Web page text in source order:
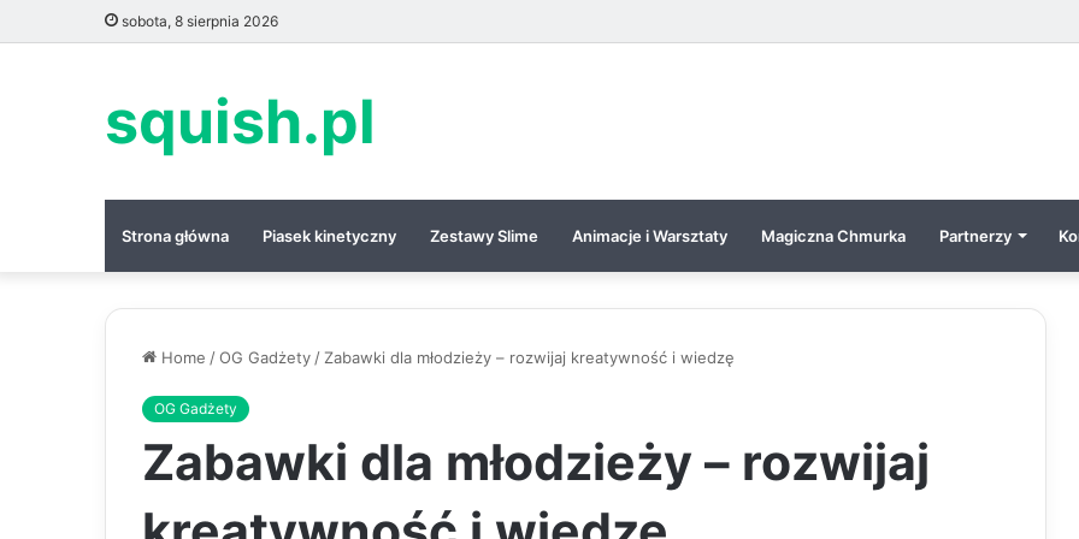
sobota, 8 sierpnia 2026
squish.pl
Strona główna Piasek kinetyczny Zestawy Slime Animacje i Warsztaty Magiczna Chmurka Partnerzy
Home /OG Gadżety / Zabawki dla młodzieży – rozwijaj kreatywność i wiedzę
OG Gadżety
Zabawki dla młodzieży – rozwijaj